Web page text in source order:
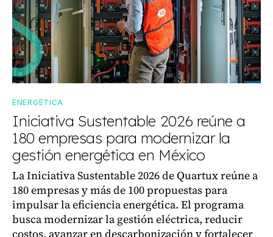
ENERGÉTICA
Iniciativa Sustentable 2026 reúne a
180 empresas para modernizar la
gestión energética en México
La Iniciativa Sustentable 2026 de Quartux reúne a
180 empresas y más de 100 propuestas para
impulsar la eficiencia energética. El programa
busca modernizar la gestión eléctrica, reducir
costos, avanzar en descarbonización y fortalecer